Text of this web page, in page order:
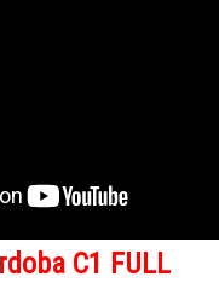
C1 FULL